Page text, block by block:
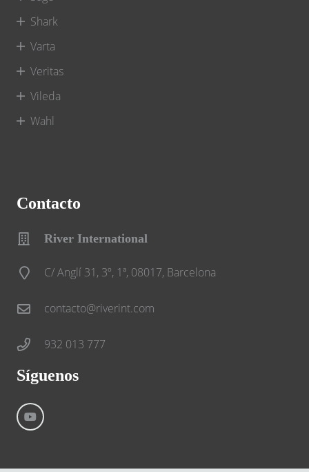
Shark
Varta
Veritas
Vileda
Wahl
Contacto
River International
C/ Anglí 31, 3º, 1ª, 08017, Barcelona
contacto@riverint.com
932 013 777
Síguenos